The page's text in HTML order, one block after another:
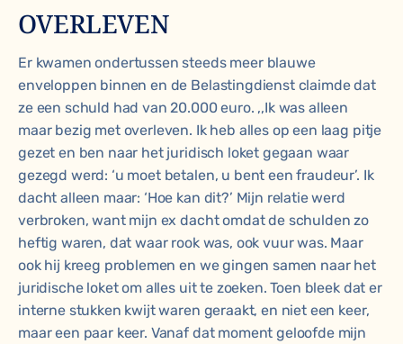
OVERLEVEN
Er kwamen ondertussen steeds meer blauwe
enveloppen binnen en de Belastingdienst claimde dat
ze een schuld had van 20.000 euro. ,,Ik was alleen
maar bezig met overleven. Ik heb alles op een laag pitje
gezet en ben naar het juridisch loket gegaan waar
gezegd werd: ‘u moet betalen, u bent een fraudeur’. Ik
dacht alleen maar: ‘Hoe kan dit?’ Mijn relatie werd
verbroken, want mijn ex dacht omdat de schulden zo
heftig waren, dat waar rook was, ook vuur was. Maar
ook hij kreeg problemen en we gingen samen naar het
juridische loket om alles uit te zoeken. Toen bleek dat er
interne stukken kwijt waren geraakt, en niet een keer,
maar een paar keer. Vanaf dat moment geloofde mijn